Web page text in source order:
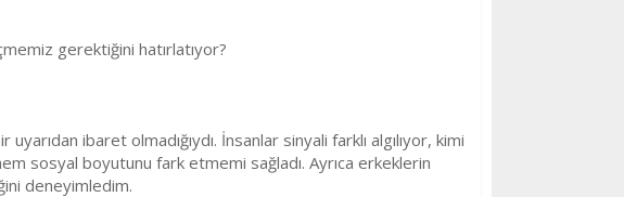
gerektiğini hatırlatıyor?
ibaret olmadığıydı. İnsanlar sinyali farklı algılıyor, kimi
sosyal boyutunu fark etmemi sağladı. Ayrıca erkeklerin
deneyimledim.